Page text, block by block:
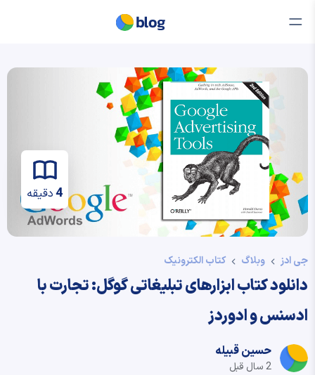
4 دقیقه
جی ادز وبلاگ کتاب الکترونیک
دانلود کتاب ابزارهای تبلیغاتی گوگل: تجارت با
ادسنس و ادوردز
حسین قبیله
2 سال قبل